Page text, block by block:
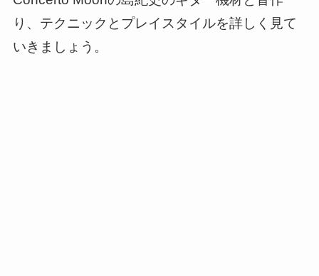
り、テクニックとプレイスタイルを詳しく見て
いきましょう。